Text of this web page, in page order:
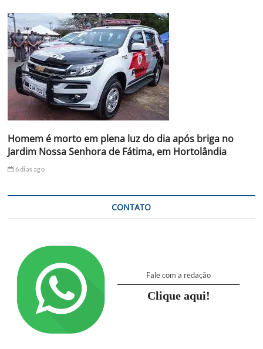
Homem é morto em plena luz do dia após briga no
Jardim Nossa Senhora de Fátima, em Hortolândia
6 dias ago
CONTATO
Fale com a redação
Clique aqui!